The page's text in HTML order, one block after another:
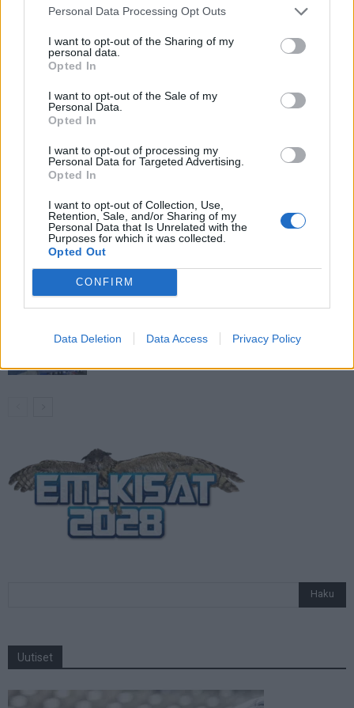
Personal Data Processing Opt Outs
I want to opt-out of the Sharing of my
personal data.
Opted In
I want to opt-out of the Sale of my
Personal Data.
Opted In
I want to opt-out of processing my
Personal Data for Targeted Advertising.
Opted In
I want to opt-out of Collection, Use,
Retention, Sale, and/or Sharing of my
Personal Data that Is Unrelated with the
Purposes for which it was collected.
Opted Out
CONFIRM
Data Deletion Data Access Privacy Policy
Veikkausliigan otteluohjelma
kaudelle 2020 on julkaistu!
Myös Englannin Championship
Suomen MM-karsintojen näkymät –
analyysi
Suomi-Hollanti näkyy ilmaiseksi TV:stä –
näin katsot ottelun
Jalkapallon U21 EM-kisat 2025 – tässä
otteluohjelma ja Suomen joukkue
Uutiset